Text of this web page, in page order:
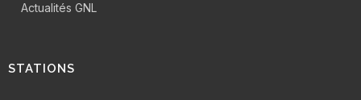
Actualités GNL
STATIONS